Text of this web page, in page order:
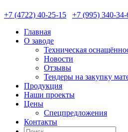
+7 (4722) 40-25-15
+7 (995) 340-34-
Главная
О заводе
Техническая
Новости
Отзывы
Тендеры на закупку
Продукция
Наши проекты
Цены
Спецпредложения
Контакты